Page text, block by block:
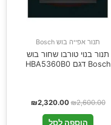
תנור אפייה בוש Bosch
תנור בנוי טורבו שחור בוש
Bosch דגם HBA5360B0
₪2,600.00
₪2,320.00
הוספה לסל